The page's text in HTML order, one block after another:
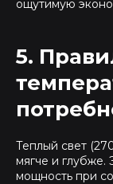
ощутимую
5.
Теплый свет
мягче и глубже.
мощность при